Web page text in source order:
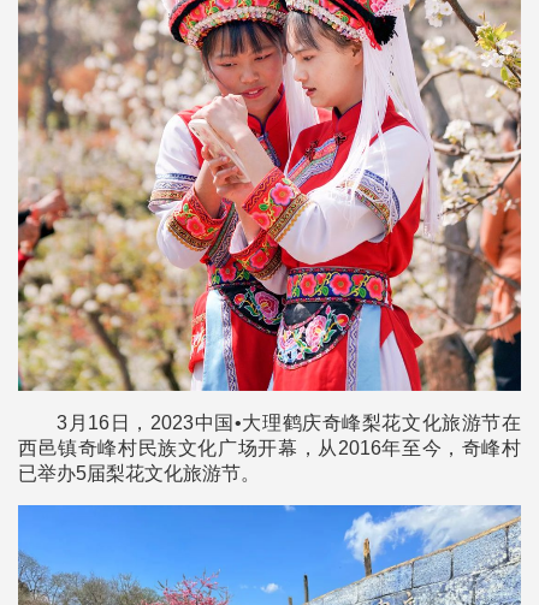
3月16日，2023中国•大理鹤庆奇峰梨花文化旅游节在
西邑镇奇峰村民族文化广场开幕，从2016年至今，奇峰村
已举办5届梨花文化旅游节。